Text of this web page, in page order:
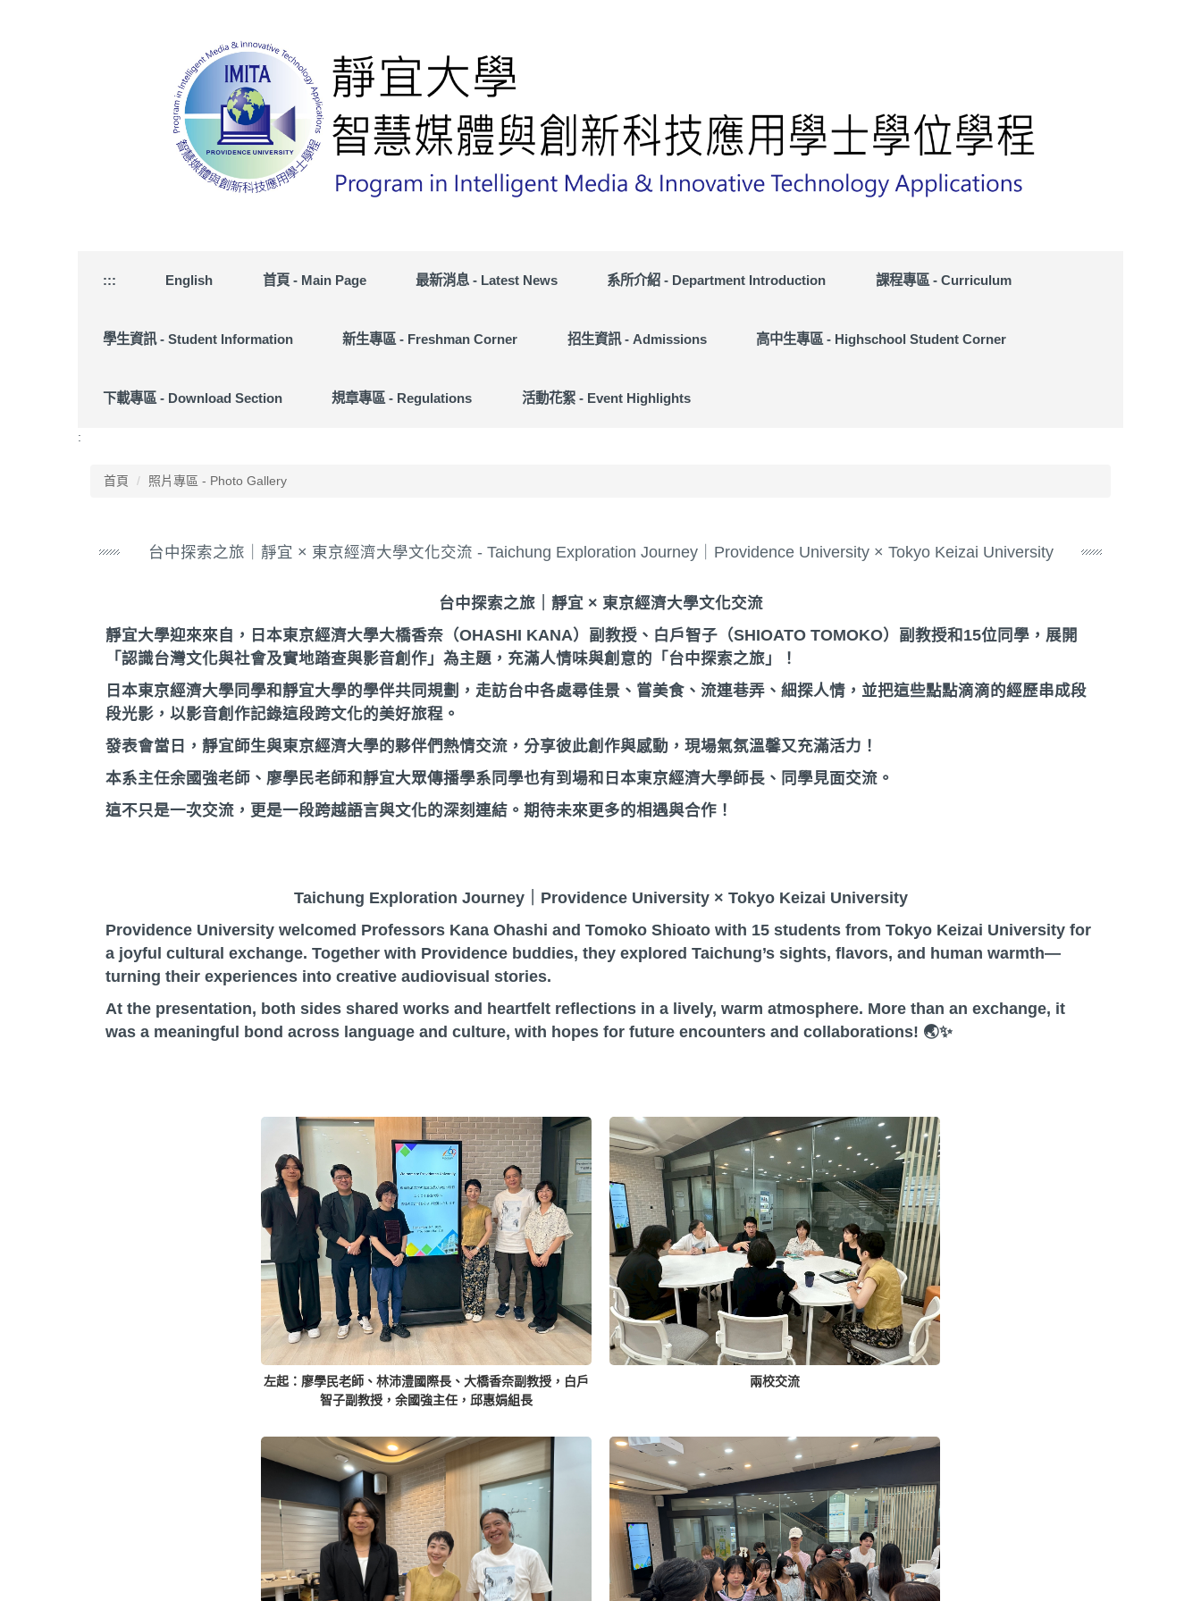
::: English 首頁 - Main Page 最新消息 - Latest News 系所介紹 - Department Introduction 課程專區 - Curriculum
學生資訊 - Student Information 新生專區 - Freshman Corner 招生資訊 - Admissions 高中生專區 - Highschool Student Corner
下載專區 - Download Section 規章專區 - Regulations 活動花絮 - Event Highlights
:
首頁 照片專區 - Photo Gallery
台中探索之旅｜靜宜 × 東京經濟大學文化交流 - Taichung Exploration Journey｜Providence University × Tokyo Keizai University
台中探索之旅｜靜宜 × 東京經濟大學文化交流
靜宜大學迎來來自，日本東京經濟大學大橋香奈（OHASHI KANA）副教授、白戶智子（SHIOATO TOMOKO）副教授和15位同學，展開
「認識台灣文化與社會及實地踏查與影音創作」為主題，充滿人情味與創意的「台中探索之旅」！
日本東京經濟大學同學和靜宜大學的學伴共同規劃，走訪台中各處尋佳景、嘗美食、流連巷弄、細探人情，並把這些點點滴滴的經歷串成段
段光影，以影音創作記錄這段跨文化的美好旅程。
發表會當日，靜宜師生與東京經濟大學的夥伴們熱情交流，分享彼此創作與感動，現場氣氛溫馨又充滿活力！
本系主任余國強老師、廖學民老師和靜宜大眾傳播學系同學也有到場和日本東京經濟大學師長、同學見面交流。
這不只是一次交流，更是一段跨越語言與文化的深刻連結。期待未來更多的相遇與合作！
Taichung Exploration Journey｜Providence University × Tokyo Keizai University
Providence University welcomed Professors Kana Ohashi and Tomoko Shioato with 15 students from Tokyo Keizai University for
a joyful cultural exchange. Together with Providence buddies, they explored Taichung’s sights, flavors, and human warmth—
turning their experiences into creative audiovisual stories.
At the presentation, both sides shared works and heartfelt reflections in a lively, warm atmosphere. More than an exchange, it
was a meaningful bond across language and culture, with hopes for future encounters and collaborations! 🌏✨
左起：廖學民老師、林沛澧國際長、大橋香奈副教授，白戶
智子副教授，余國強主任，邱惠娟組長
兩校交流